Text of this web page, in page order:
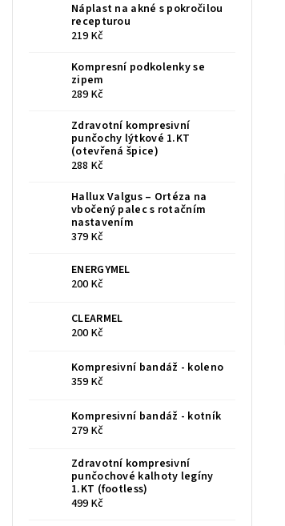
Náplast na akné s pokročilou
recepturou
219 Kč
Kompresní podkolenky se
zipem
289 Kč
Zdravotní kompresivní
punčochy lýtkové 1.KT
(otevřená špice)
288 Kč
Hallux Valgus – Ortéza na
vbočený palec s rotačním
nastavením
379 Kč
ENERGYMEL
200 Kč
CLEARMEL
200 Kč
Kompresivní bandáž - koleno
359 Kč
Kompresivní bandáž - kotník
279 Kč
Zdravotní kompresivní
punčochové kalhoty legíny
1.KT (footless)
499 Kč